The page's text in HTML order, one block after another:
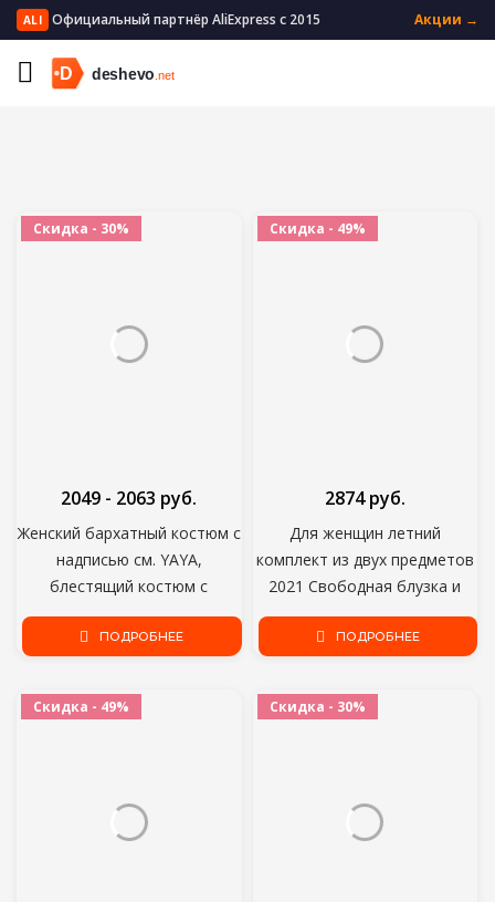
ALI Официальный партнёр AliExpress с 2015 Акции →
Главная Женская одежда
Скидка - 30%
Женский бархатный костюм с
надписью см. YAYA,
блестящий костюм с
толстовкой, топом и
брюками для бега,
комплект из двух предметов,
одежда для фитнеса
2049 - 2063 руб.
ПОДРОБНЕЕ
Скидка - 49%
Для женщин летний
комплект из двух предметов
2021 Свободная блузка и
шорты, комплект домашней
одежды, милые
размера плюс; Оптовая
продажа; Прямая поставка;
2874 руб.
ПОДРОБНЕЕ
Скидка - 49% Скидка - 30%